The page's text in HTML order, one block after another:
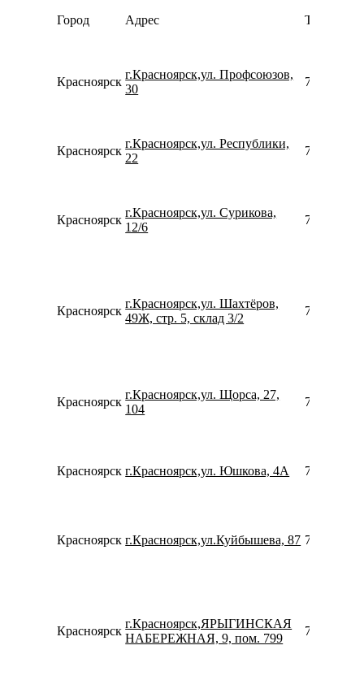
Город Адрес Телефон
Красноярск
г.Красноярск,ул. Профсоюзов,
30
Красноярск
г.Красноярск,ул. Республики,
22
Красноярск
г.Красноярск,ул. Сурикова,
12/6
Красноярск
г.Красноярск,ул. Шахтёров,
49Ж, стр. 5, склад 3/2
Красноярск
г.Красноярск,ул. Щорса, 27,
104
Красноярск г.Красноярск,ул. Юшкова, 4А
Красноярск г.Красноярск,ул.Куйбышева, 87
Красноярск
г.Красноярск,ЯРЫГИНСКАЯ
НАБЕРЕЖНАЯ, 9, пом. 799